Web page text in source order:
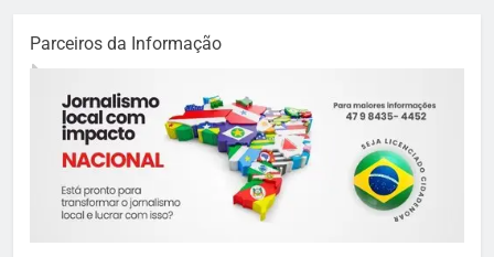
Parceiros da Informação